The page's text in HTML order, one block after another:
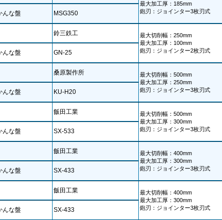
最大加工厚：185mm
鉋刃：ジョインター3枚刃式
んな盤 MSG350
鈴三鉄工
最大切削幅：250mm
最大加工厚：100mm
鉋刃：ジョインター2枚刃式
んな盤 GN-25
桑原製作所
最大切削幅：500mm
最大加工厚：250mm
鉋刃：ジョインター3枚刃式
んな盤 KU-H20
飯田工業
最大切削幅：500mm
最大加工厚：300mm
鉋刃：ジョインター3枚刃式
んな盤 SX-533
飯田工業
最大切削幅：400mm
最大加工厚：300mm
鉋刃：ジョインター3枚刃式
んな盤 SX-433
飯田工業
最大切削幅：400mm
最大加工厚：300mm
鉋刃：ジョインター3枚刃式
んな盤 SX-433